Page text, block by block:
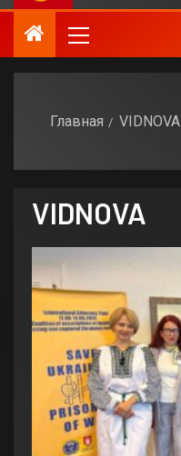
Главная VIDNOVA
VIDNOVA